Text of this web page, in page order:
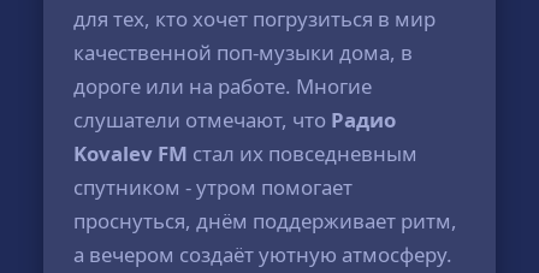
для тех, кто хочет погрузиться в мир
качественной поп-музыки дома, в
дороге или на работе. Многие
слушатели отмечают, что Радио
Kovalev FM стал их повседневным
спутником - утром помогает
проснуться, днём поддерживает ритм,
а вечером создаёт уютную атмосферу.